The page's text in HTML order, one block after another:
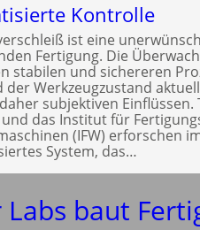
Kontrolle
ist eine
Fertigung. Die
stabilen und sichereren
der Werkzeugzustand
subjektiven Einflüssen.
das Institut für
(IFW) erforschen
System, das…
Labs baut